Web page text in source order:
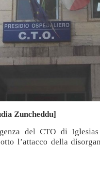
Zuncheddu]
del CTO di
l’attacco della